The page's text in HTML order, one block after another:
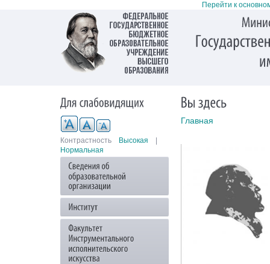
Перейти к
Контрастность Высокая
Нормальная
Главная